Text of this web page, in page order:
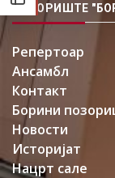
ПОЗОРИШТЕ
Репертоар
Ансамбл
Контакт
Борини
Новости
Историјат
Нацрт сале